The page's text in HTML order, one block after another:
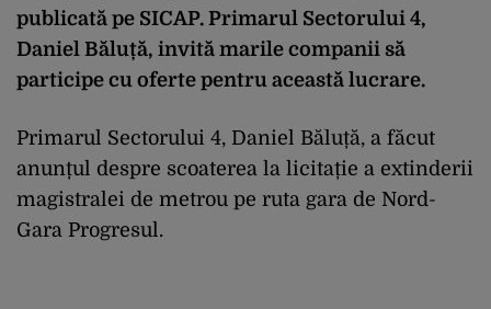
publicată pe SICAP. Primarul Sectorului 4,
Daniel Băluță, invită marile companii să
participe cu oferte pentru această lucrare.
Primarul Sectorului 4, Daniel Băluță, a făcut
anunțul despre scoaterea la licitație a extinderii
magistralei de metrou pe ruta gara de Nord-
Gara Progresul.